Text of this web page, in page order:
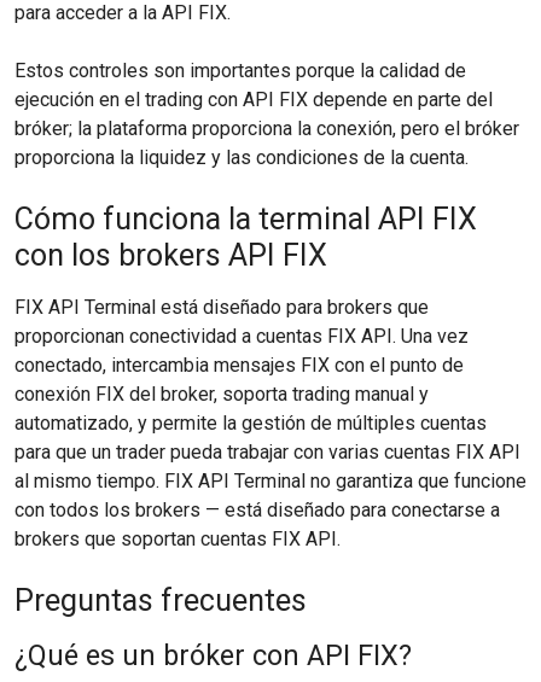
para acceder a la API FIX.
Estos controles son importantes porque la calidad de
ejecución en el trading con API FIX depende en parte del
bróker; la plataforma proporciona la conexión, pero el bróker
proporciona la liquidez y las condiciones de la cuenta.
Cómo funciona la terminal API FIX
con los brokers API FIX
FIX API Terminal está diseñado para brokers que
proporcionan conectividad a cuentas FIX API. Una vez
conectado, intercambia mensajes FIX con el punto de
conexión FIX del broker, soporta trading manual y
automatizado, y permite la gestión de múltiples cuentas
para que un trader pueda trabajar con varias cuentas FIX API
al mismo tiempo. FIX API Terminal no garantiza que funcione
con todos los brokers — está diseñado para conectarse a
brokers que soportan cuentas FIX API.
Preguntas frecuentes
¿Qué es un bróker con API FIX?